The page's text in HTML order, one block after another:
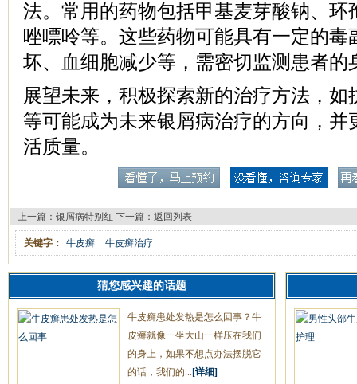
法。常用的药物包括甲基麦芽酸钠、环
唑嘌呤等。这些药物可能具有一定的毒
坏、血细胞减少等，需密切监测患者的
展望未来，积极探索新的治疗方法，如
等可能成为未来银屑病治疗的方向，并
活质量。
上一篇： 银屑病特别红 下一篇： 返回列表
关键字： 牛皮癣 牛皮癣治疗
猜您感兴趣的话题
牛皮癣患处发热是怎么回事？牛
皮癣就像一坐大山一样压在我们
的身上，如果不想点办法摆脱它
的话，我们的... [详细]